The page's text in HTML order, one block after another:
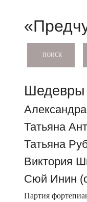
ПОИСК
Шедевры
Татьяна
Татьяна
Виктория
Сюй Инин
Партия